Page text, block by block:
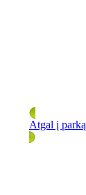
Atgal į parką